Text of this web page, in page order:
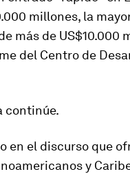
millones, la
más de US$10.000
del Centro de
continúe.
en el discurso que
y